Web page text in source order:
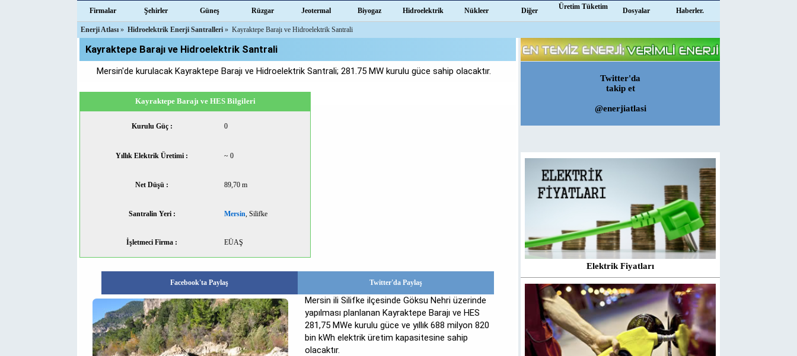
Firmalar Şehirler Güneş Rüzgar Jeotermal Biyogaz Hidroelektrik Nükleer Diğer Üretim Tüketim Dosyalar Haberler.
Enerji Atlası » Hidroelektrik Enerji Santralleri » Kayraktepe Barajı ve Hidroelektrik Santrali
Kayraktepe Barajı ve Hidroelektrik Santrali
Mersin'de kurulacak Kayraktepe Barajı ve Hidroelektrik Santrali; 281.75 MW kurulu güce sahip olacaktır.
Kayraktepe Barajı ve HES Bilgileri
Kurulu Güç : 0
Yıllık Elektrik Üretimi : ~ 0
Net Düşü : 89,70 m
Santralin Yeri : Mersin, Silifke
İşletmeci Firma : EÜAŞ
Facebook'ta Paylaş Twitter'da Paylaş
Mersin ili Silifke ilçesinde Göksu Nehri üzerinde
yapılması planlanan Kayraktepe Barajı ve HES
281,75 MWe kurulu güce ve yıllık 688 milyon 820
bin kWh elektrik üretim kapasitesine sahip
olacaktır.
Twitter'da
takip et
@enerjiatlasi
Elektrik Fiyatları